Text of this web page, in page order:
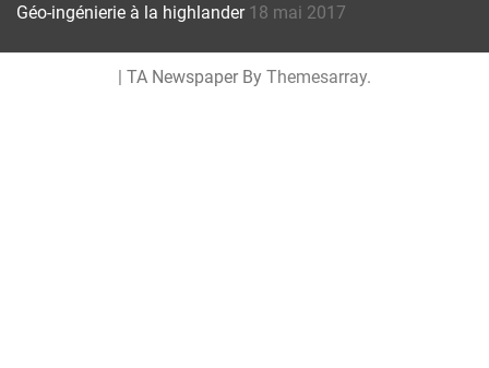
Géo-ingénierie à la highlander 18 mai 2017
| TA Newspaper By Themesarray.